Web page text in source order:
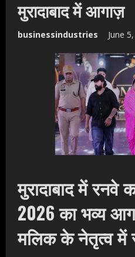
मुरादाबाद में आगाज़
businessindustries June
मुरादाबाद में
2026 का भव्य
मलिक के नेतृत्व में